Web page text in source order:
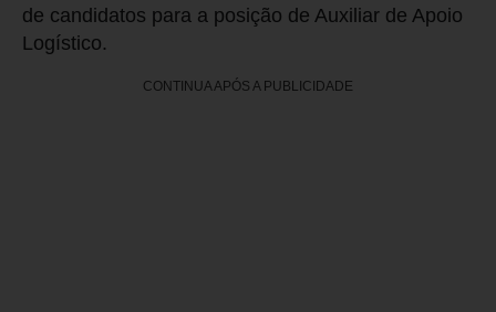
de candidatos para a posição de Auxiliar de Apoio
Logístico.
CONTINUA APÓS A PUBLICIDADE